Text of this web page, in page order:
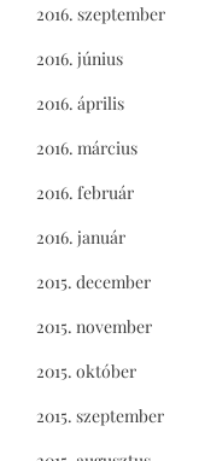
2016. szeptember
2016. június
2016. április
2016. március
2016. február
2016. január
2015. december
2015. november
2015. október
2015. szeptember